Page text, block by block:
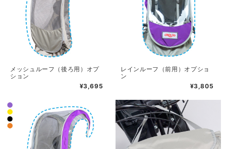
メッシュルーフ（後ろ用）オプ
ション
¥3,695
レインルーフ（前用）オプショ
ン
¥3,805